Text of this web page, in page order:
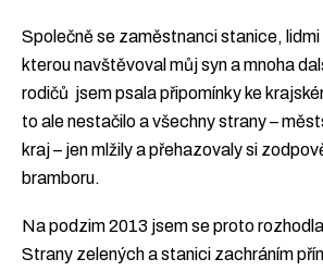
Společně se zaměstnanci stanice, lidmi
kterou navštěvoval můj syn a mnoha
rodičů jsem psala připomínky ke
to ale nestačilo a všechny strany –
kraj – jen mlžily a přehazovaly si
bramboru.
Na podzim 2013 jsem se proto
Strany zelených a stanici zachráním